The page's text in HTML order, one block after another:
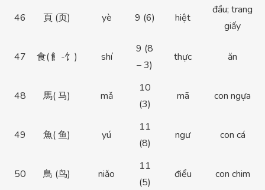
46 頁 (页) yè 9 (6) hiệt
đầu; trang
giấy
47 食( 飠-饣) shí
9 (8
– 3)
thực ăn
48 馬( 马) mǎ
10
(3)
mã con ngựa
49 魚( 鱼) yú
11
(8)
ngư con cá
50 鳥 (鸟) niǎo
11
(5)
điểu con chim